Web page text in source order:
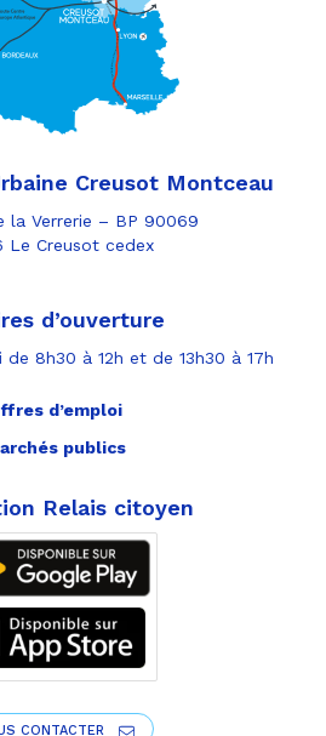
Creusot Montceau
la Verrerie – BP 90069
Le Creusot cedex
d’ouverture
8h30 à 12h et de 13h30 à 17h
d’emploi
publics
Relais citoyen
CONTACTER